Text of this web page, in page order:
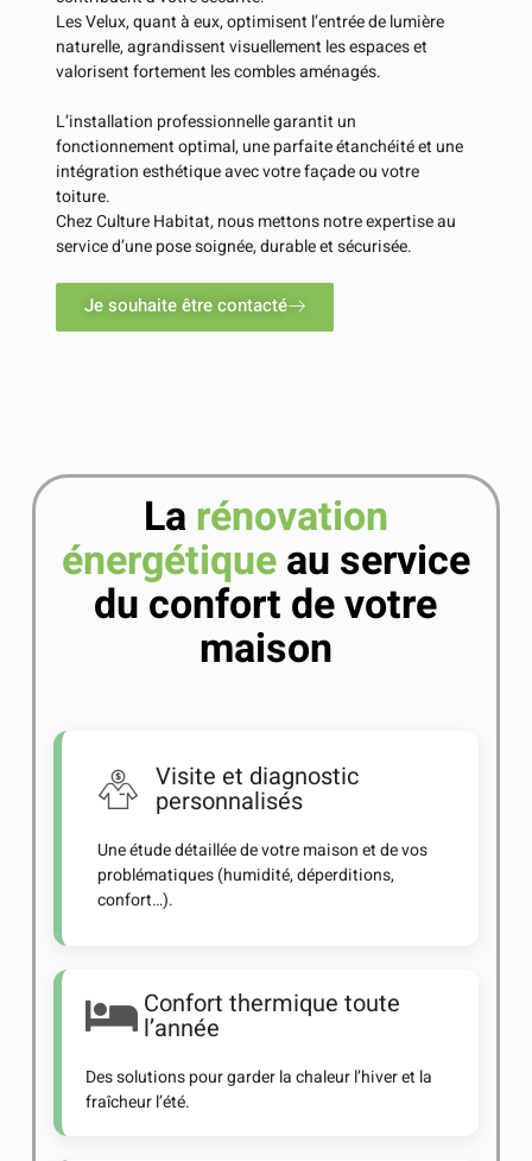
Les Velux, quant à eux, optimisent l’entrée de lumière
naturelle, agrandissent visuellement les espaces et
valorisent fortement les combles aménagés.
L’installation professionnelle garantit un
fonctionnement optimal, une parfaite étanchéité et une
intégration esthétique avec votre façade ou votre
toiture.
Chez Culture Habitat, nous mettons notre expertise au
service d’une pose soignée, durable et sécurisée.
Je souhaite être contacté
La rénovation
énergétiqueau service
du confort de votre
maison
Visite et diagnostic
personnalisés
Une étude détaillée de votre maison et de vos
problématiques (humidité, déperditions,
confort…).
Confort thermique toute
l’année
Des solutions pour garder la chaleur l’hiver et la
fraîcheur l’été.